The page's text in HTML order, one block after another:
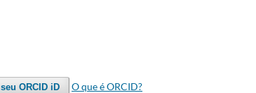
ORCID iD O que é ORCID?